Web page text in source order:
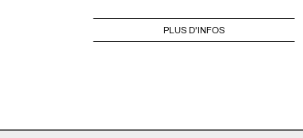
PLUS D'INFOS